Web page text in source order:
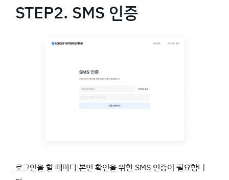
STEP2. SMS 인증
로그인을 할 때마다 본인 확인을 위한 SMS 인증이 필요합니